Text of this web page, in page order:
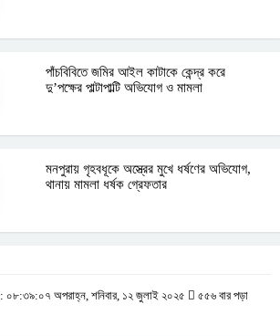
পাঁচবিবিতে জমির আইল কাটাকে কেন্দ্র করে
দু’পক্ষের পাল্টাপাল্টি অভিযোগ ও মামলা
মনপুরায় গৃহবধূকে অস্ত্রের মুখে ধর্ষণের অভিযোগ,
থানায় মামলা ধর্ষক গ্রেফতার
অপরাহ্ন, শনিবার, ১২ জুলাই ২০২৫
৫৫৬ বার পড়া